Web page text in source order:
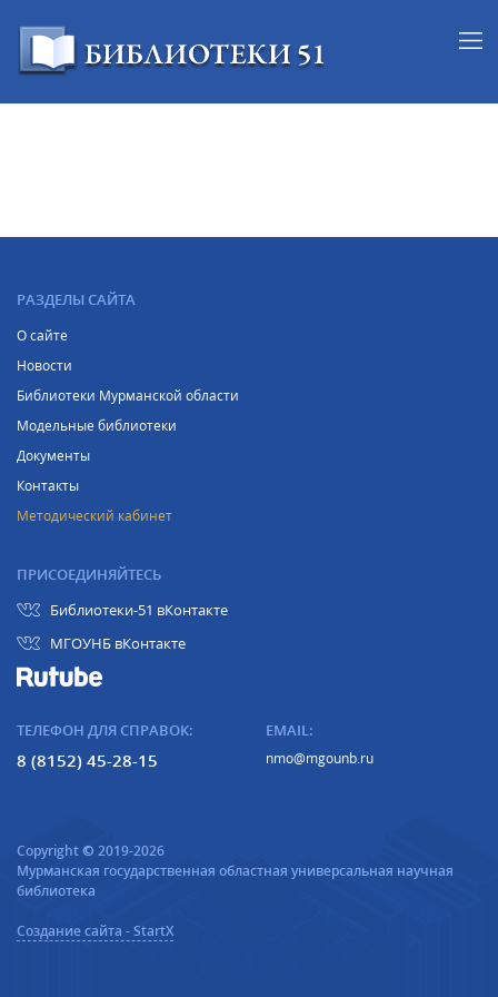
РАЗДЕЛЫ САЙТА
О сайте
Новости
Библиотеки Мурманской области
Модельные библиотеки
Документы
Контакты
Методический кабинет
ПРИСОЕДИНЯЙТЕСЬ
Библиотеки-51 вКонтакте
МГОУНБ вКонтакте
Copyright © 2019-2026
Мурманская государственная областная универсальная научная
библиотека
Создание сайта - StartX
ТЕЛЕФОН ДЛЯ СПРАВОК:
8 (8152) 45-28-15
EMAIL:
nmo@mgounb.ru